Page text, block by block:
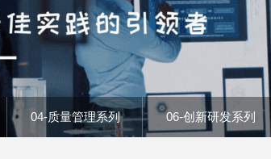
导力/业务/辅导）
养/流程/技巧/DISC）
(战术/博弈/采购心理）
/心理/演讲/高层）
划/商机/3-5年战略）
诉/忠诚/VIP)
精益专家(JIT/看板/IE/精
智能化信息（工业4.0/人
质量管理
质量意识及管理 六西
质量体系
管理者成长地图
九个维度构建领导力
管培生项目
成长三部曲之“铺就成长之路”
组织人才发展
人才储备 文化落地
营销销售 质量管控
设备管理
质量工具 六西格玛
04-质量管理系列 06-创新研发系列